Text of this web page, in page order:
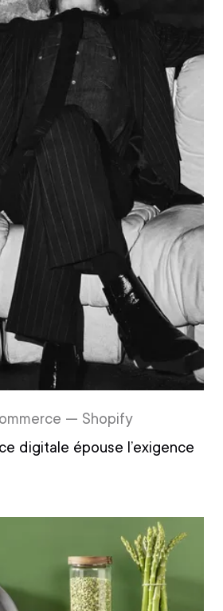
— Shopify
digitale épouse l’exigence